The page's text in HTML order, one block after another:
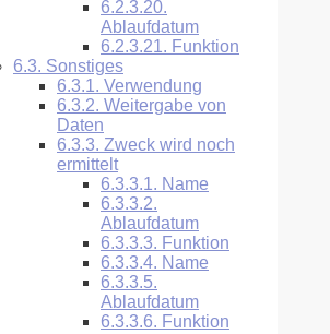
6.2.3.20.
Ablaufdatum
6.2.3.21. Funktion
6.3. Sonstiges
6.3.1. Verwendung
6.3.2. Weitergabe von
Daten
6.3.3. Zweck wird noch
ermittelt
6.3.3.1. Name
6.3.3.2.
Ablaufdatum
6.3.3.3. Funktion
6.3.3.4. Name
6.3.3.5.
Ablaufdatum
6.3.3.6. Funktion